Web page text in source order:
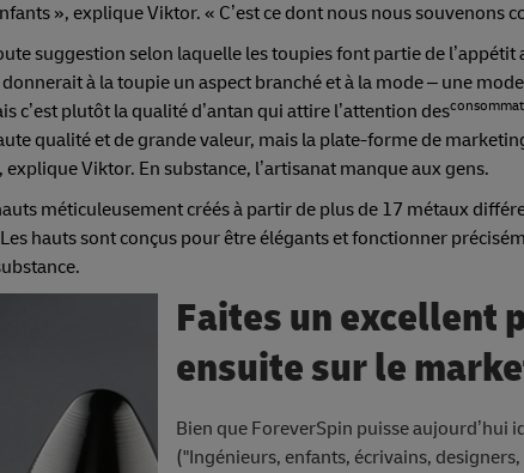
», explique Viktor. « C’est ce dont nous nous souvenons
suggestion selon laquelle les toupies font partie de
à la toupie un aspect branché et à la mode – une
c’est plutôt la qualité d’antan qui attire l’attention des
qualité et de grande valeur, mais la plate-forme de
Viktor. En substance, l’artisanat manque aux gens.
méticuleusement créés à partir de plus de 17 métaux
hauts sont conçus pour être élégants et fonctionner
Faites un excellent
ensuite sur le
Bien que ForeverSpin puisse aujourd’hui
("Ingénieurs, enfants, écrivains,